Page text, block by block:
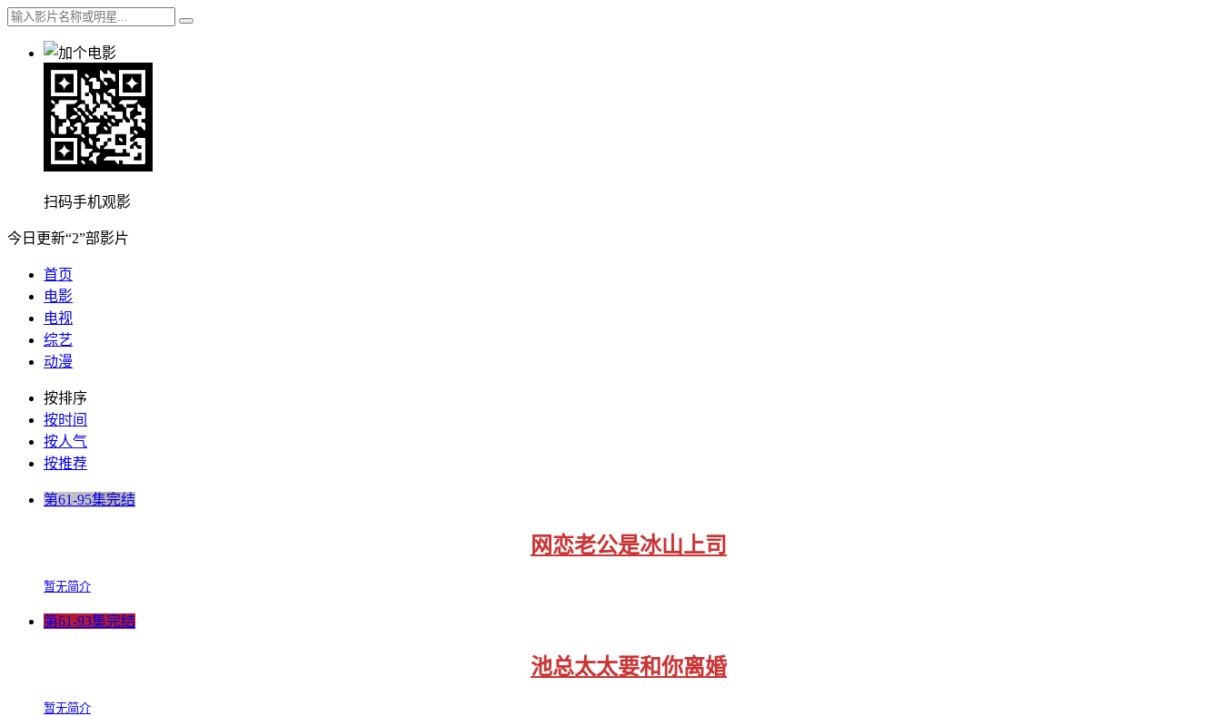
扫码手机观影
今日更新“2”部影片
首页
电影
电视
综艺
动漫
按排序
按时间
按人气
按推荐
第61-95集完结
网恋老公是冰山上司
暂无简介
第61-93集完结
池总太太要和你离婚
暂无简介